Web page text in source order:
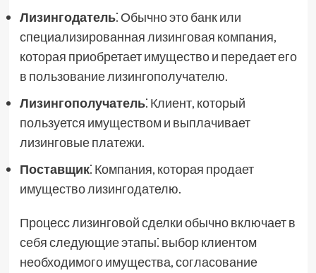
Лизингодатель⁚ Обычно это банк или
специализированная лизинговая компания,
которая приобретает имущество и передает его
в пользование лизингополучателю.
Лизингополучатель⁚ Клиент, который
пользуется имуществом и выплачивает
лизинговые платежи.
Поставщик⁚ Компания, которая продает
имущество лизингодателю.
Процесс лизинговой сделки обычно включает в
себя следующие этапы⁚ выбор клиентом
необходимого имущества, согласование